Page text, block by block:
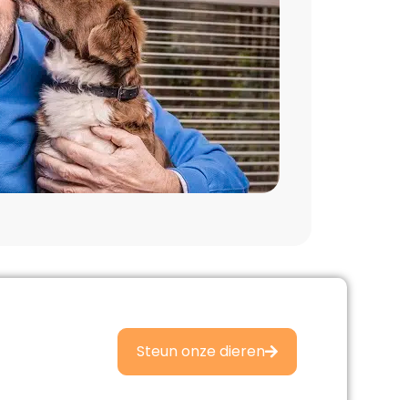
Steun onze dieren